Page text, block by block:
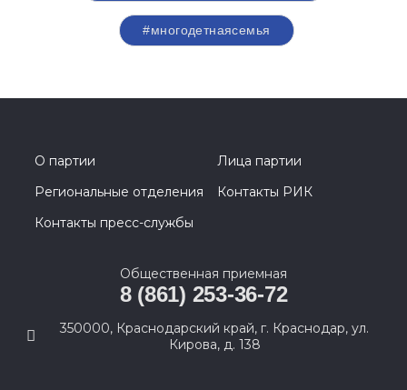
#многодетнаясемья
О партии
Лица партии
Региональные отделения
Контакты РИК
Контакты пресс-службы
Общественная приемная
8 (861) 253-36-72
350000, Краснодарский край, г. Краснодар, ул.
Кирова, д. 138